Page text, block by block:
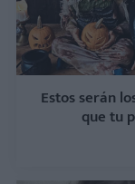
Estos serán
que tu